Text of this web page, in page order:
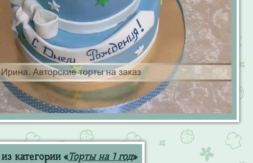
категории «Торты на 1 год»